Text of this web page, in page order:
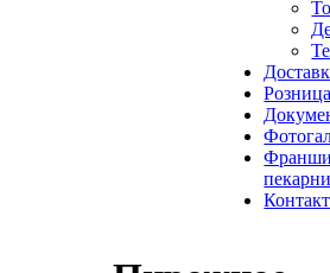
Розница
пекарни